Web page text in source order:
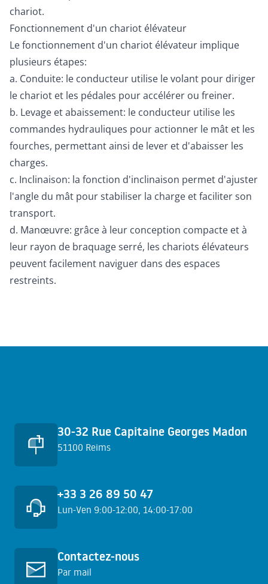
chariot.
Fonctionnement d'un chariot élévateur
Le fonctionnement d'un chariot élévateur implique
plusieurs étapes:
a. Conduite: le conducteur utilise le volant pour diriger
le chariot et les pédales pour accélérer ou freiner.
b. Levage et abaissement: le conducteur utilise les
commandes hydrauliques pour actionner le mât et les
fourches, permettant ainsi de lever et d'abaisser les
charges.
c. Inclinaison: la fonction d'inclinaison permet d'ajuster
l'angle du mât pour stabiliser la charge et faciliter son
transport.
d. Manœuvre: grâce à leur conception compacte et à
leur rayon de braquage serré, les chariots élévateurs
peuvent facilement naviguer dans des espaces
restreints.
Accès rapides
30-32 Rue Capitaine Georges Madon
51100 Reims
+33 3 26 89 50 47
Lun-Ven 9:00-12:00, 14:00-17:00
Contactez-nous
Par mail